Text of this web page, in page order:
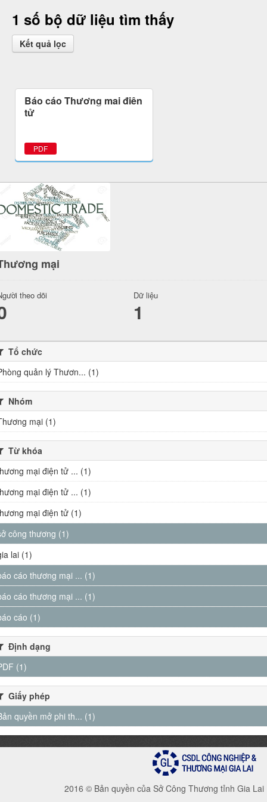
1 số bộ dữ liệu tìm thấy
Kết quả lọc
Báo cáo Thương mại điện
tử
PDF
mại
theo dõi Dữ liệu
1
Tổ chức
quản lý Thươn... (1)
Nhóm
mại (1)
Từ khóa
mại điện tử ... (1)
mại điện tử ... (1)
mại điện tử (1)
công thương (1)
lai (1)
cáo thương mại ... (1)
cáo thương mại ... (1)
cáo (1)
Định dạng
(1)
Giấy phép
quyền mở phi th... (1)
2016 © Bản quyền của Sở Công Thương tỉnh Gia Lai